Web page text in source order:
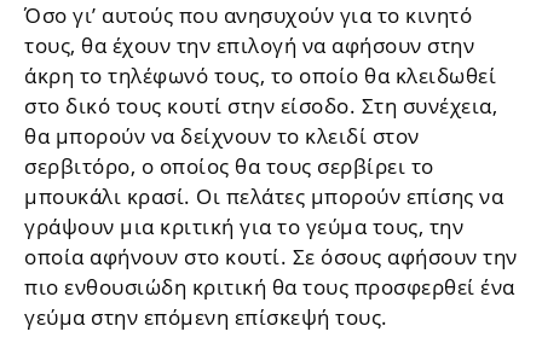
Όσο γι’ αυτούς που ανησυχούν για το κινητό
τους, θα έχουν την επιλογή να αφήσουν στην
άκρη το τηλέφωνό τους, το οποίο θα κλειδωθεί
στο δικό τους κουτί στην είσοδο. Στη συνέχεια,
θα μπορούν να δείχνουν το κλειδί στον
σερβιτόρο, ο οποίος θα τους σερβίρει το
μπουκάλι κρασί. Οι πελάτες μπορούν επίσης να
γράψουν μια κριτική για το γεύμα τους, την
οποία αφήνουν στο κουτί. Σε όσους αφήσουν την
πιο ενθουσιώδη κριτική θα τους προσφερθεί ένα
γεύμα στην επόμενη επίσκεψή τους.